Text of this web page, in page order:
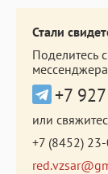
Стали
Поделитесь
+7
или
+7 (8452)